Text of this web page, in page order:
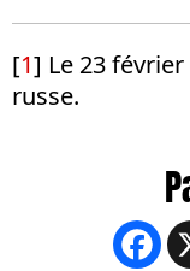
[1] Le 23
russe.